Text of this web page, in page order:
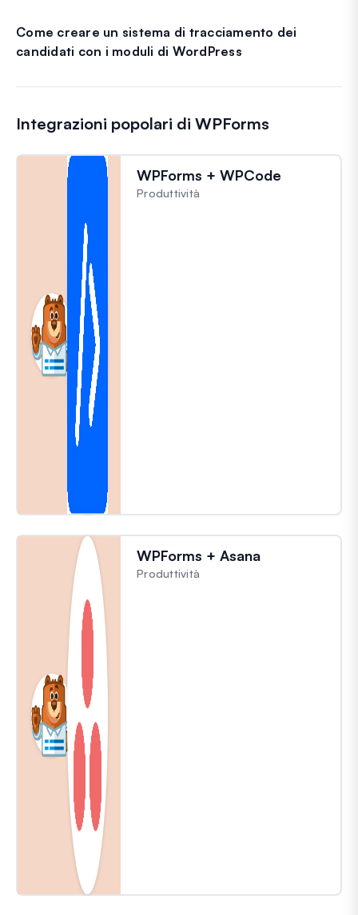
Come creare un sistema di tracciamento dei
candidati con i moduli di WordPress
Integrazioni popolari di WPForms
WPForms + WPCode
Produttività
WPForms + Asana
Produttività